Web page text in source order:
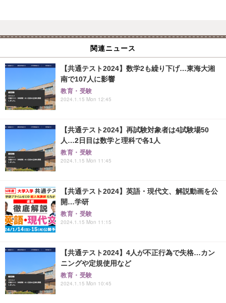
関連ニュース
【共通テスト2024】数学2も繰り下げ…東海大湘
南で107人に影響
教育・受験
2024.1.15 Mon 12:45
【共通テスト2024】再試験対象者は4試験場50
人…2日目は数学と理科で各1人
教育・受験
2024.1.15 Mon 11:45
【共通テスト2024】英語・現代文、解説動画を公
開…学研
教育・受験
2024.1.15 Mon 11:15
【共通テスト2024】4人が不正行為で失格…カン
ニングや定規使用など
教育・受験
2024.1.15 Mon 10:45